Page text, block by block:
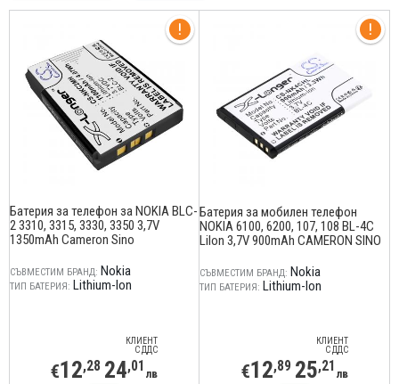
Батерия за телефон за NOKIA BLC-
2 3310, 3315, 3330, 3350 3,7V
1350mAh Cameron Sino
СЪВМЕСТИМ БРАНД: Nokia
ТИП БАТЕРИЯ: Lithium-Ion
КЛИЕНТ
С ДДС
€12,28 24,01 лв
Батерия за мобилен телефон
NOKIA 6100, 6200, 107, 108 BL-4C
LiIon 3,7V 900mAh CAMERON SINO
СЪВМЕСТИМ БРАНД: Nokia
ТИП БАТЕРИЯ: Lithium-Ion
КЛИЕНТ
С ДДС
€12,89 25,21 лв